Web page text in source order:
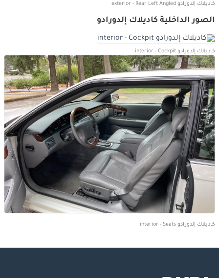
كاديلاك إلدورادو exterior - Rear Left Angled
الصور الداخلية كاديلاك إلدورادو
كاديلاك إلدورادو interior - Cockpit
كاديلاك إلدورادو interior - Seats